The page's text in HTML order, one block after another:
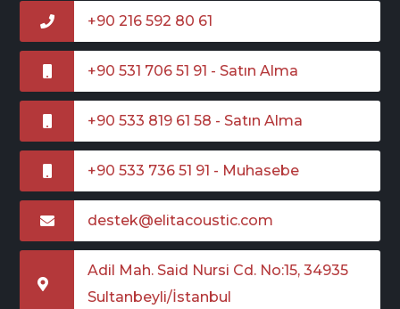
+90 216 592 80 61
+90 531 706 51 91 - Satın Alma
+90 533 819 61 58 - Satın Alma
+90 533 736 51 91 - Muhasebe
destek@elitacoustic.com
Adil Mah. Said Nursi Cd. No:15, 34935
Sultanbeyli/İstanbul